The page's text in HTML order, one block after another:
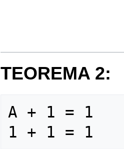
TEOREMA 2:
A + 1 = 1